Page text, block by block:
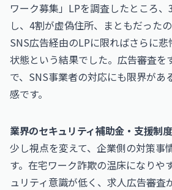
ワーク募集」LPを調査したところ
し、4割が虚偽住所、まともだった
SNS広告経由のLPに限ればさらに
状態という結果でした。広告審査を
で、SNS事業者の対応にも限界があ
感です。
業界のセキュリティ補助金・支援制
少し視点を変えて、企業側の対策事
す。在宅ワーク詐欺の温床になりや
ュリティ意識が低く、求人広告審査